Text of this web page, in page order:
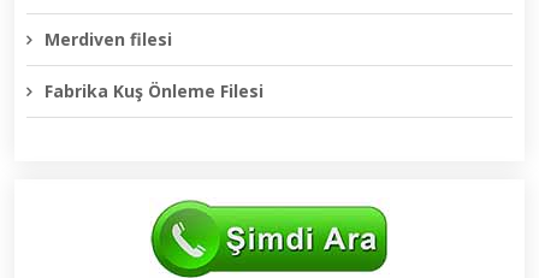
Merdiven filesi
Fabrika Kuş Önleme Filesi